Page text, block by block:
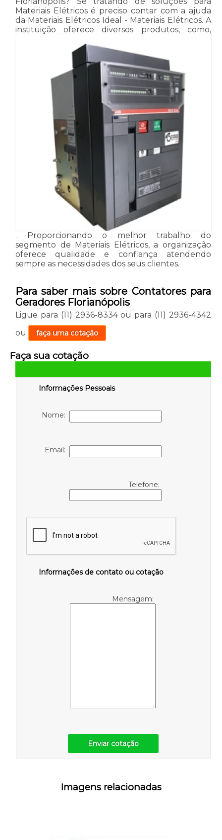
Materiais Elétricos é preciso contar com a ajuda
da Materiais Elétricos Ideal - Materiais Elétricos. A
instituição oferece diversos produtos, como,
. Proporcionando o melhor trabalho do
segmento de Materiais Elétricos, a organização
oferece qualidade e confiança atendendo
sempre as necessidades dos seus clientes.
Para saber mais sobre Contatores para
Geradores Florianópolis
Ligue para (11) 2936-8334ou para (11) 2936-4342
ou
faça uma cotação
Faça sua cotação
Informações Pessoais
Nome:
Email:
Telefone:
Informações de contato ou cotação
Mensagem:
Enviar cotação
Imagens relacionadas